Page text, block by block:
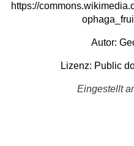
https://
Autor:
Lizenz: Public
Eingestellt